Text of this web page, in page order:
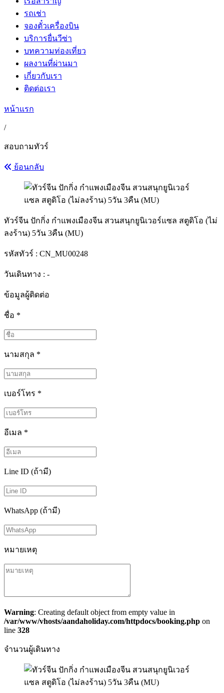
รถเช่า
จองตั๋วเครื่องบิน
บริการยื่นวีซ่า
บทความท่องเที่ยว
ผลงานที่ผ่านมา
เกี่ยวกับเรา
ติดต่อเรา
หน้าแรก
/
สอบถามทัวร์
ย้อนกลับ
ทัวร์จีน ปักกิ่ง กำแพงเมืองจีน สวนสนุกยูนิเวอร์แซล สตูดิโอ (ไม่
ลงร้าน) 5วัน 3คืน (MU)
รหัสทัวร์ : CN_MU00248
วันเดินทาง : -
ข้อมูลผู้ติดต่อ
ชื่อ *
นามสกุล *
เบอร์โทร *
อีเมล *
Line ID (ถ้ามี)
WhatsApp (ถ้ามี)
หมายเหตุ
Warning: Creating default object from empty value in
/var/www/vhosts/aandaholiday.com/httpdocs/booking.php on
line 328
จำนวนผู้เดินทาง